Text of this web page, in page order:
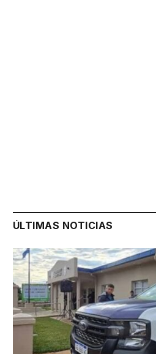
ÚLTIMAS NOTICIAS